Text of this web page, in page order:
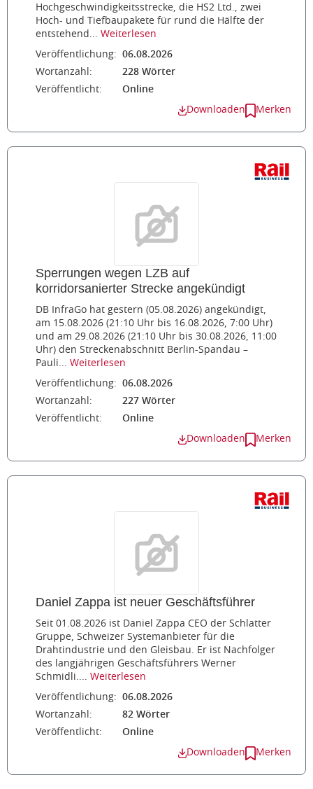
Hochgeschwindigkeitsstrecke, die HS2 Ltd., zwei
Hoch- und Tiefbaupakete für rund die Hälfte der
entstehend... Weiterlesen
Veröffentlichung:
06.08.2026
Wortanzahl:
228 Wörter
Veröffentlicht:
Online
Downloaden Merken
Sperrungen wegen LZB auf
korridorsanierter Strecke angekündigt
DB InfraGo hat gestern (05.08.2026) angekündigt,
am 15.08.2026 (21:10 Uhr bis 16.08.2026, 7:00 Uhr)
und am 29.08.2026 (21:10 Uhr bis 30.08.2026, 11:00
Uhr) den Streckenabschnitt Berlin-Spandau –
Pauli... Weiterlesen
Veröffentlichung:
06.08.2026
Wortanzahl:
227 Wörter
Veröffentlicht:
Online
Downloaden Merken
Daniel Zappa ist neuer Geschäftsführer
Seit 01.08.2026 ist Daniel Zappa CEO der Schlatter
Gruppe, Schweizer Systemanbieter für die
Drahtindustrie und den Gleisbau. Er ist Nachfolger
des langjährigen Geschäftsführers Werner
Schmidli.... Weiterlesen
Veröffentlichung:
06.08.2026
Wortanzahl:
82 Wörter
Veröffentlicht:
Online
Downloaden Merken